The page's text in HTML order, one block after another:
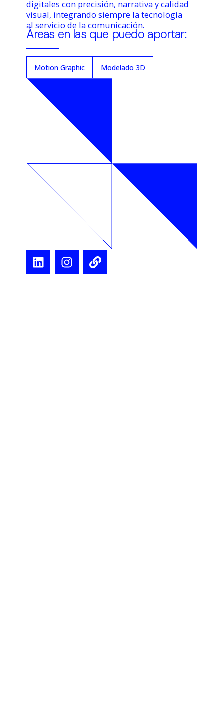
digitales con precisión, narrativa y calidad
visual, integrando siempre la tecnología
al servicio de la comunicación.
Áreas en las que puedo aportar:
Motion Graphic Modelado 3D